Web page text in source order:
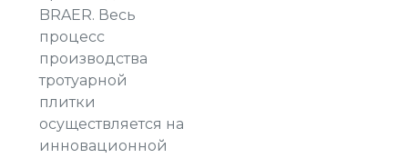
BRAER. Весь
процесс
производства
тротуарной
плитки
осуществляется на
инновационной